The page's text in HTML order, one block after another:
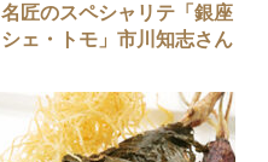
名匠のスペシャリテ「銀座
シェ・トモ」市川知志さん